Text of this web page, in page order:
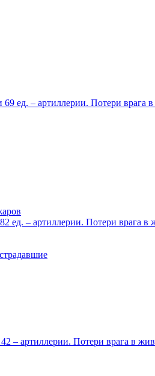
ед. – артиллерии. Потери врага
– артиллерии. Потери врага в
– артиллерии. Потери врага в